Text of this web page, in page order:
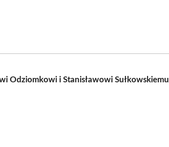
Odziomkowi i Stanisławowi Sułkowskiemu